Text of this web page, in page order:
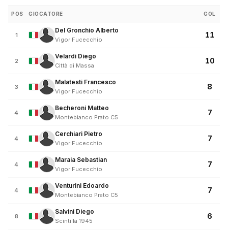
POS GIOCATORE GOL
1
Del Gronchio Alberto
Vigor Fucecchio
11
2
Velardi Diego
Città di Massa
10
3
Malatesti Francesco
Vigor Fucecchio
8
4
Becheroni Matteo
Montebianco Prato C5
7
4
Cerchiari Pietro
Vigor Fucecchio
7
4
Maraia Sebastian
Vigor Fucecchio
7
4
Venturini Edoardo
Montebianco Prato C5
7
8
Salvini Diego
Scintilla 1945
6